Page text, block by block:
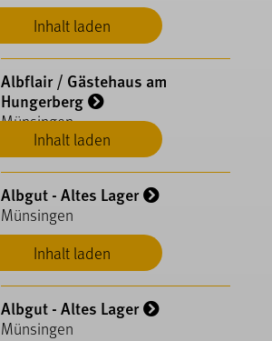
Inhalt laden
Inhalt laden
Albflair / Gästehaus am
Hungerberg
Münsingen
Inhalt laden
Albgut - Altes Lager
Münsingen
Albgut - Altes Lager
Münsingen